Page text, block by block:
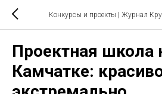
Конкурсы и проекты | Журнал
Проектная школа
Камчатке: